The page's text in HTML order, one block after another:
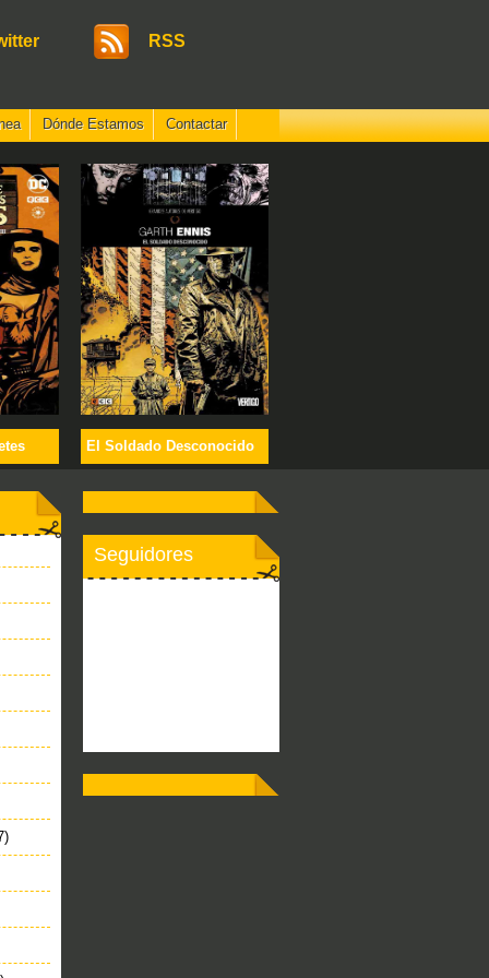
RSS
Dónde Estamos Contactar
El Soldado Desconocido
Seguidores